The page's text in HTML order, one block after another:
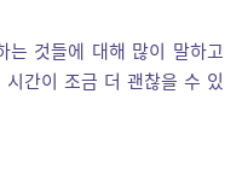
는 것들에 대해 많이 말하고
간이 조금 더 괜찮을 수 있